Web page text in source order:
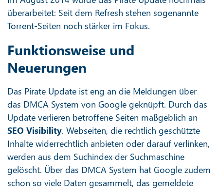
überarbeitet: Seit dem Refresh stehen sogenannte
Torrent-Seiten noch stärker im Fokus.
Funktionsweise und
Neuerungen
Das Pirate Update ist eng an die Meldungen über
das DMCA System von Google geknüpft. Durch das
Update verlieren betroffene Seiten maßgeblich an
SEO Visibility. Webseiten, die rechtlich geschützte
Inhalte widerrechtlich anbieten oder darauf verlinken,
werden aus dem Suchindex der Suchmaschine
gelöscht. Über das DMCA System hat Google zudem
schon so viele Daten gesammelt, das gemeldete